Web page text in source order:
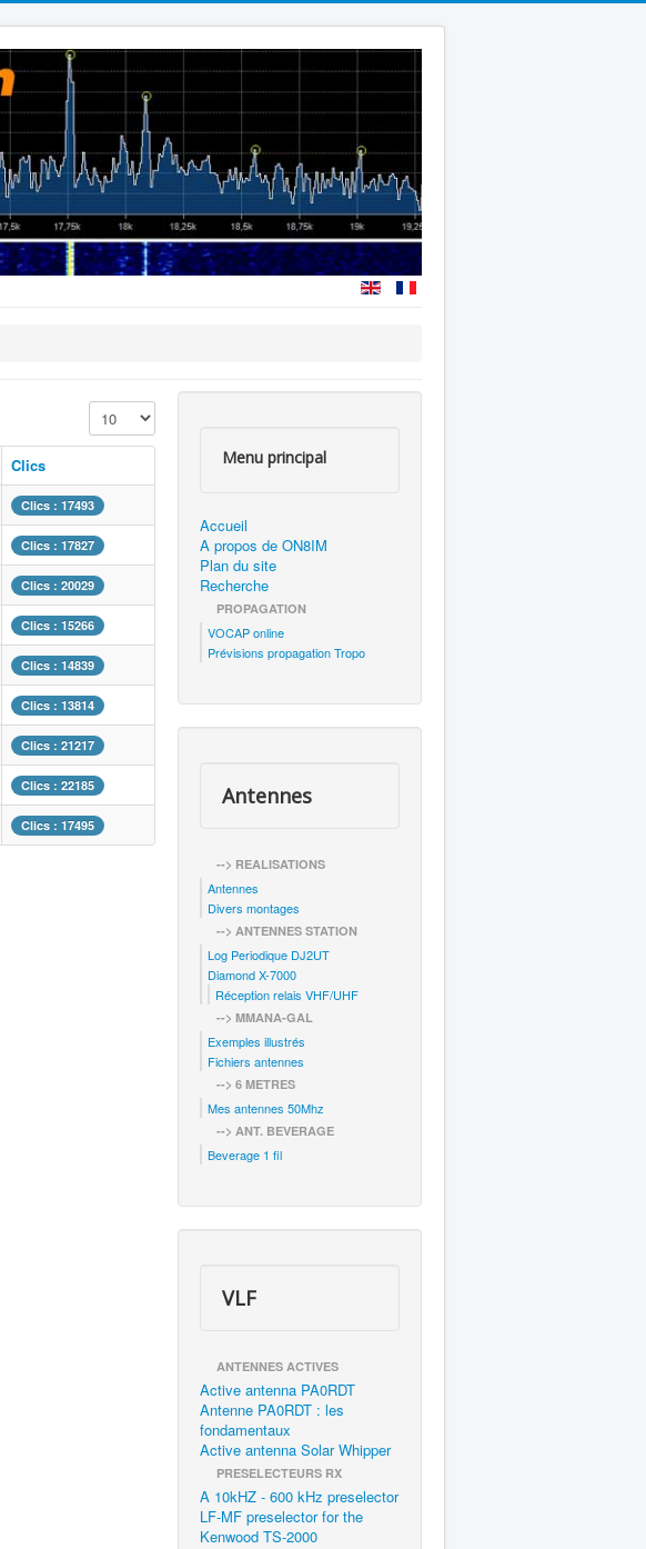
Affichage #
Clics
Clics : 17493
Clics : 17827
Clics : 20029
Clics : 15266
Clics : 14839
Clics : 13814
Clics : 21217
Clics : 22185
Clics : 17495
Menu principal
Accueil
A propos de ON8IM
Plan du site
Recherche
PROPAGATION
VOCAP online
Prévisions propagation Tropo
Antennes
--> REALISATIONS
Antennes
Divers montages
--> ANTENNES STATION
Log Periodique DJ2UT
Diamond X-7000
Réception relais VHF/UHF
--> MMANA-GAL
Exemples illustrés
Fichiers antennes
--> 6 METRES
Mes antennes 50Mhz
--> ANT. BEVERAGE
Beverage 1 fil
VLF
ANTENNES ACTIVES
Active antenna PA0RDT
Antenne PA0RDT : les
fondamentaux
Active antenna Solar Whipper
PRESELECTEURS RX
A 10kHZ - 600 kHz preselector
LF-MF preselector for the
Kenwood TS-2000